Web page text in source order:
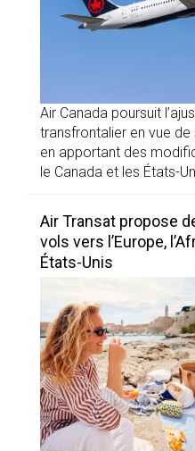
Air Canada poursuit
transfrontalier en vue de
en apportant des
le Canada et les États-
Air Transat propose
vols vers l’Europe,
États-Unis